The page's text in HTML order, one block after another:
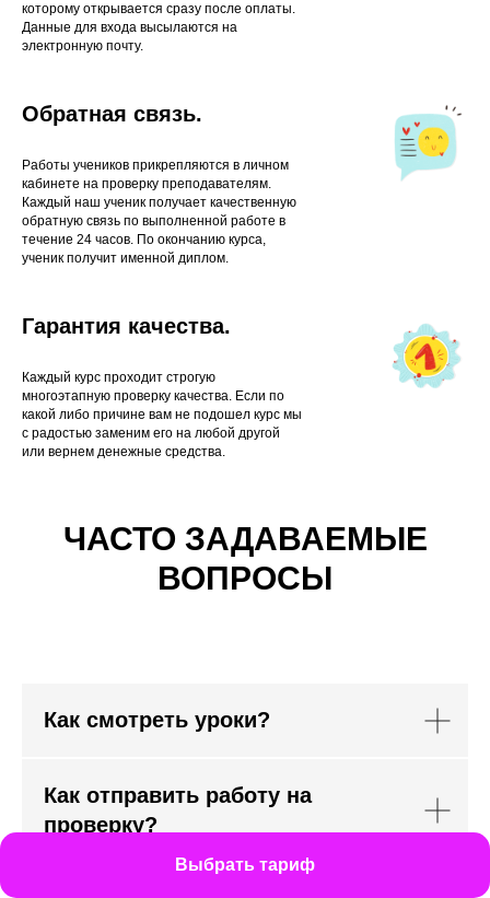
Выбрать тариф
которому открывается сразу после оплаты.
Данные для входа высылаются на
электронную почту.
Обратная связь.
Работы учеников прикрепляются в личном
кабинете на проверку преподавателям.
Каждый наш ученик получает качественную
обратную связь по выполненной работе в
течение 24 часов. По окончанию курса,
ученик получит именной диплом.
Гарантия качества.
Каждый курс проходит строгую
многоэтапную проверку качества. Если по
какой либо причине вам не подошел курс мы
с радостью заменим его на любой другой
или вернем денежные средства.
ЧАСТО ЗАДАВАЕМЫЕ
ВОПРОСЫ
Как смотреть уроки?
Как отправить работу на
проверку?